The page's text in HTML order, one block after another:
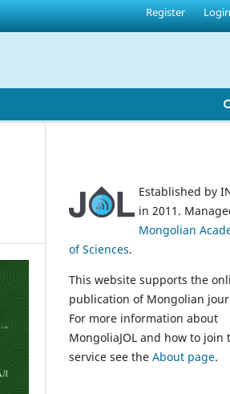
Register Login
Established by
in 2011.
Mongolian
of Sciences.
This website supports the
publication of Mongolian
For more information about
MongoliaJOL and how to join
service see the About page.